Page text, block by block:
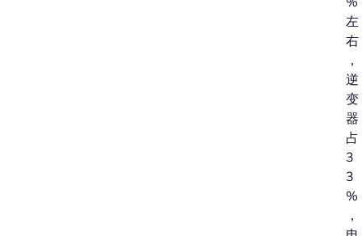
左
右
，
逆
变
器
占
3
3
%
，